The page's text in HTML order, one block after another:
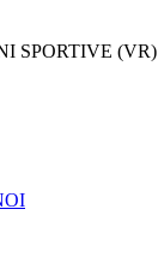
SPORTIVE (VR)